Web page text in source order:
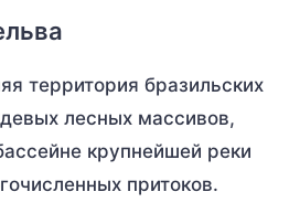
территория бразильских
лесных массивов,
крупнейшей реки
притоков.